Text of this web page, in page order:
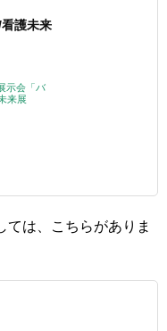
護未来
示会「バ
来展
ては、こちらがありま